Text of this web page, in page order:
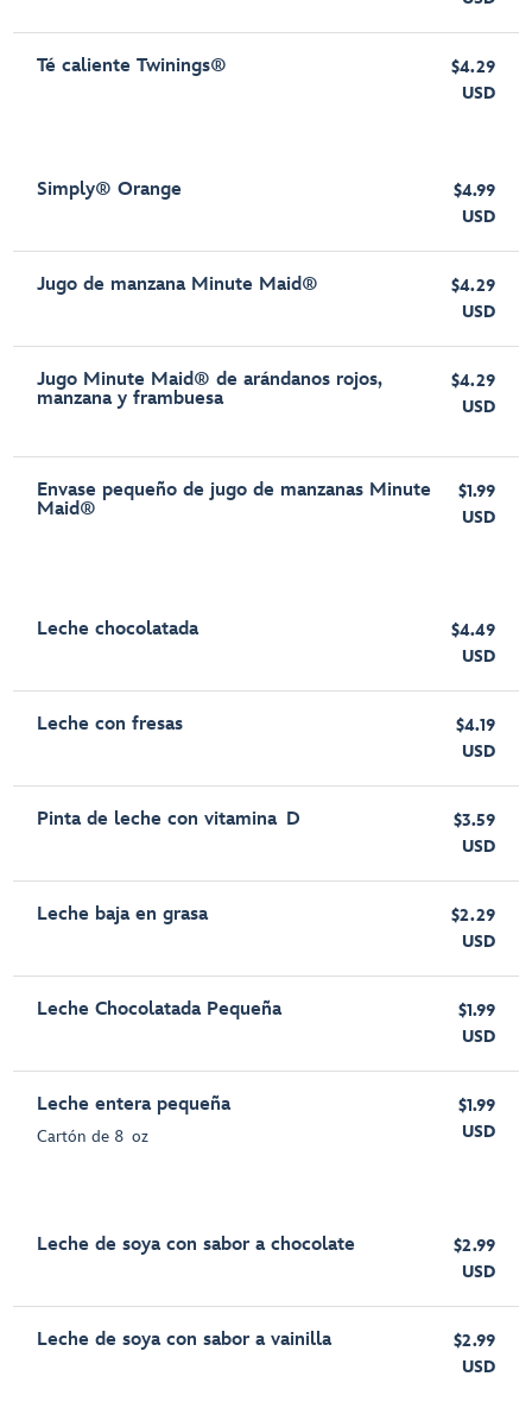
Té caliente Twinings®
$4.29
USD
Simply® Orange
$4.99
USD
Jugo de manzana Minute Maid®
$4.29
USD
Jugo Minute Maid® de arándanos rojos,
manzana y frambuesa
$4.29
USD
Envase pequeño de jugo de manzanas Minute
Maid®
$1.99
USD
Leche chocolatada
$4.49
USD
Leche con fresas
$4.19
USD
Pinta de leche con vitamina D
$3.59
USD
Leche baja en grasa
$2.29
USD
Leche Chocolatada Pequeña
$1.99
USD
Leche entera pequeña
Cartón de 8 oz
$1.99
USD
Leche de soya con sabor a chocolate
$2.99
USD
Leche de soya con sabor a vainilla
$2.99
USD